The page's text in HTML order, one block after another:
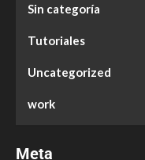
Sin categoría
Tutoriales
Uncategorized
work
Meta